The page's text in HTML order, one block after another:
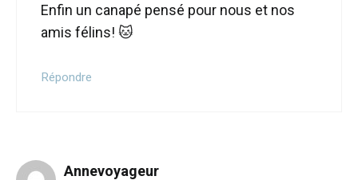
Enfin un canapé pensé pour nous et nos
amis félins! 🐱
Répondre
Annevoyageur